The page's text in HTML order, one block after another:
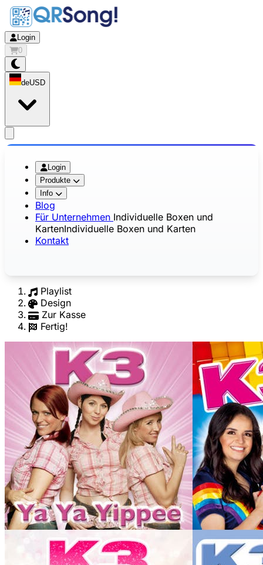
Login
0
deUSD
Login
Produkte
Info
Blog
Für Unternehmen Individuelle Boxen und
KartenIndividuelle Boxen und Karten
Kontakt
Playlist
Design
Zur Kasse
Fertig!